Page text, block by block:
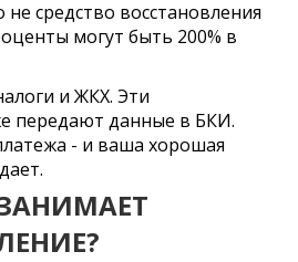
не средство восстановления
могут быть 200% в
и ЖКХ. Эти
передают данные в БКИ.
- и ваша хорошая